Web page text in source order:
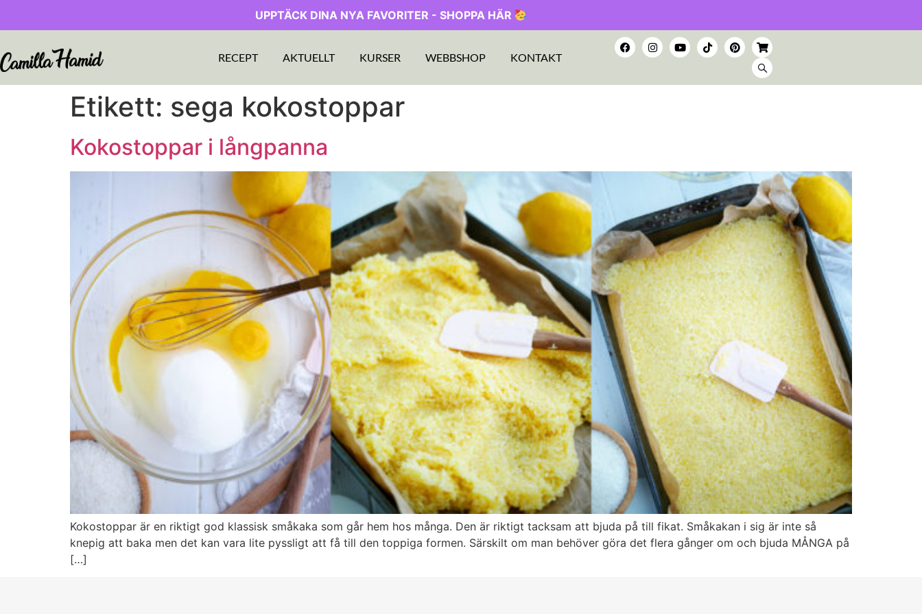
UPPTÄCK DINA NYA FAVORITER - SHOPPA HÄR
RECEPT AKTUELLT KURSER WEBBSHOP KONTAKT
Etikett: sega kokostoppar
Kokostoppar i långpanna
Kokostoppar är en riktigt god klassisk småkaka som går hem hos många. Den är riktigt tacksam att bjuda på till fikat. Småkakan i sig är inte så
knepig att baka men det kan vara lite pyssligt att få till den toppiga formen. Särskilt om man behöver göra det flera gånger om och bjuda MÅNGA på
[…]